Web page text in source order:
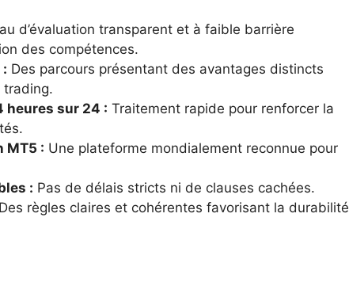
d’évaluation transparent et à faible barrière
des compétences.
Des parcours présentant des avantages distincts
trading.
heures sur 24 : Traitement rapide pour renforcer la
MT5 : Une plateforme mondialement reconnue pour
: Pas de délais stricts ni de clauses cachées.
Des règles claires et cohérentes favorisant la durabilité